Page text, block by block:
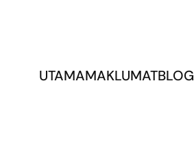
UTAMAMAKLUMATBLOG